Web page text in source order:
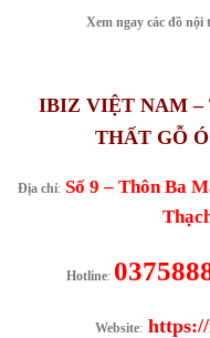
Xem ngay các đồ
IBIZ VIỆT NAM –
THẤT GỖ
Địa chỉ: Số 9 – Thôn Ba
Hotline:
Website:https://